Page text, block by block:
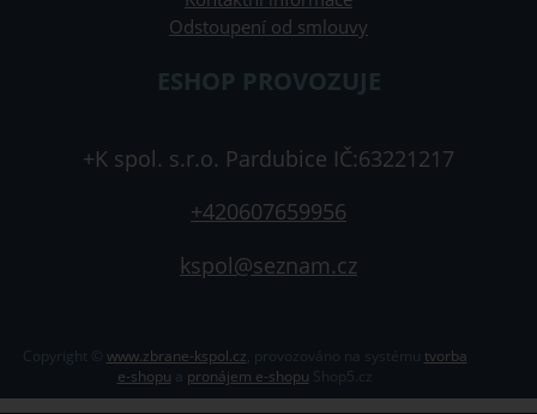
Odstoupení od smlouvy
ESHOP PROVOZUJE
+K spol. s.r.o. Pardubice IČ:63221217
+420607659956
kspol@seznam.cz
Copyright © www.zbrane-kspol.cz
tvorba
e-shopu
pronájem e-shopu